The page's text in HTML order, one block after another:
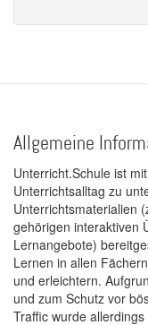
Allgemeine
Unterricht.Schule ist
Unterrichtsalltag zu
Unterrichtsmaterialien
gehörigen interaktiven
Lernangebote)
Lernen in allen
und erleichtern.
und zum Schutz vor
Traffic wurde